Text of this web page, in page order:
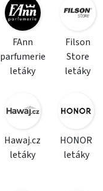
FAnn
parfumerie
letáky
Filson
Store
letáky
Hawaj.cz
letáky
HONOR
letáky